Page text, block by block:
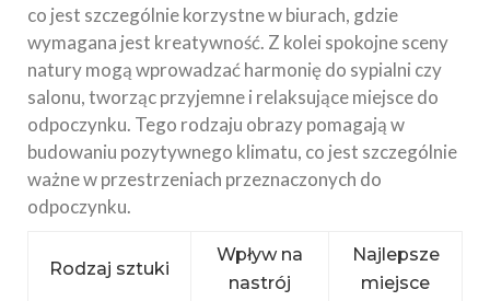
co jest szczególnie korzystne w biurach, gdzie
wymagana jest kreatywność. Z kolei spokojne sceny
natury mogą wprowadzać harmonię do sypialni czy
salonu, tworząc przyjemne i relaksujące miejsce do
odpoczynku. Tego rodzaju obrazy pomagają w
budowaniu pozytywnego klimatu, co jest szczególnie
ważne w przestrzeniach przeznaczonych do
odpoczynku.
Rodzaj sztuki
Wpływ na
nastrój
Najlepsze
miejsce